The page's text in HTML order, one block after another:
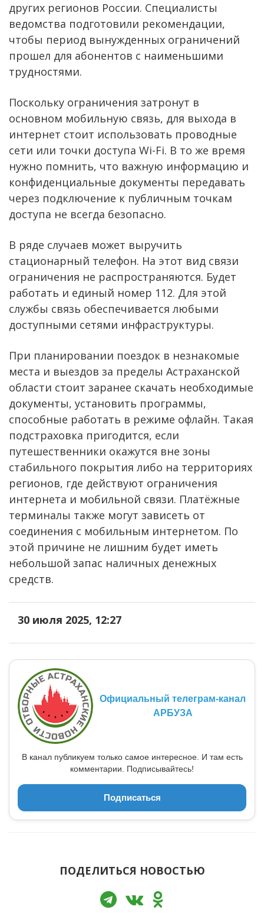
других регионов России. Специалисты
ведомства подготовили рекомендации,
чтобы период вынужденных ограничений
прошел для абонентов с наименьшими
трудностями.
Поскольку ограничения затронут в
основном мобильную связь, для выхода в
интернет стоит использовать проводные
сети или точки доступа Wi-Fi. В то же время
нужно помнить, что важную информацию и
конфиденциальные документы передавать
через подключение к публичным точкам
доступа не всегда безопасно.
В ряде случаев может выручить
стационарный телефон. На этот вид связи
ограничения не распространяются. Будет
работать и единый номер 112. Для этой
службы связь обеспечивается любыми
доступными сетями инфраструктуры.
При планировании поездок в незнакомые
места и выездов за пределы Астраханской
области стоит заранее скачать необходимые
документы, установить программы,
способные работать в режиме офлайн. Такая
подстраховка пригодится, если
путешественники окажутся вне зоны
стабильного покрытия либо на территориях
регионов, где действуют ограничения
интернета и мобильной связи. Платёжные
терминалы также могут зависеть от
соединения с мобильным интернетом. По
этой причине не лишним будет иметь
небольшой запас наличных денежных
средств.
30 июля 2025, 12:27
Официальный телеграм-канал
АРБУЗА
В канал публикуем только самое интересное. И там есть
комментарии. Подписывайтесь!
Подписаться
ПОДЕЛИТЬСЯ НОВОСТЬЮ